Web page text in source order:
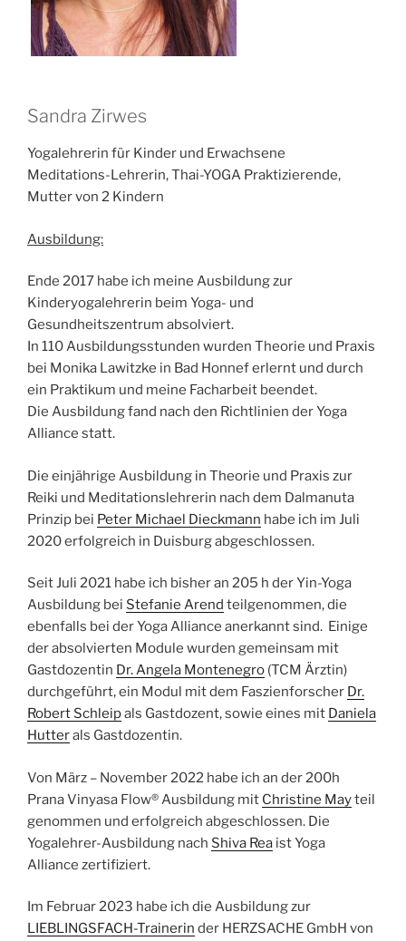
Sandra Zirwes
Yogalehrerin für Kinder und Erwachsene
Meditations-Lehrerin, Thai-YOGA Praktizierende,
Mutter von 2 Kindern
Ausbildung:
Ende 2017 habe ich meine Ausbildung zur
Kinderyogalehrerin beim Yoga- und
Gesundheitszentrum absolviert.
In 110 Ausbildungsstunden wurden Theorie und Praxis
bei Monika Lawitzke in Bad Honnef erlernt und durch
ein Praktikum und meine Facharbeit beendet.
Die Ausbildung fand nach den Richtlinien der Yoga
Alliance statt.
Die einjährige Ausbildung in Theorie und Praxis zur
Reiki und Meditationslehrerin nach dem Dalmanuta
Prinzip bei Peter Michael Dieckmann habe ich im Juli
2020 erfolgreich in Duisburg abgeschlossen.
Seit Juli 2021 habe ich bisher an 205 h der Yin-Yoga
Ausbildung bei Stefanie Arend teilgenommen, die
ebenfalls bei der Yoga Alliance anerkannt sind. Einige
der absolvierten Module wurden gemeinsam mit
Gastdozentin Dr. Angela Montenegro (TCM Ärztin)
durchgeführt, ein Modul mit dem Faszienforscher Dr.
Robert Schleipals Gastdozent, sowie eines mit Daniela
Hutterals Gastdozentin.
Von März – November 2022 habe ich an der 200h
Prana Vinyasa Flow® Ausbildung mit Christine Mayteil
genommen und erfolgreich abgeschlossen. Die
Yogalehrer-Ausbildung nach Shiva Rea ist Yoga
Alliance zertifiziert.
Im Februar 2023 habe ich die Ausbildung zur
LIEBLINGSFACH-Trainerin der HERZSACHE GmbH von